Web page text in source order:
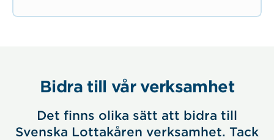
Bidra till vår verksamhet
Det finns olika sätt att bidra till
Svenska Lottakåren verksamhet. Tack